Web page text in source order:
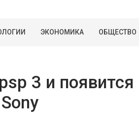
ЭКОНОМИКА ОБЩЕСТВО
3 и появится